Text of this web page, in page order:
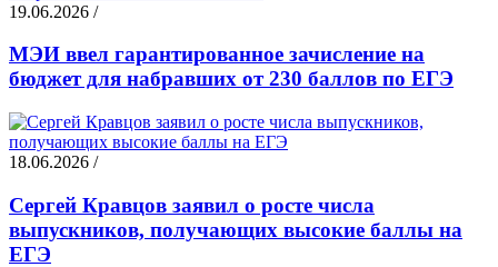
19.06.2026 /
МЭИ ввел гарантированное зачисление на
бюджет для набравших от 230 баллов по ЕГЭ
18.06.2026 /
Сергей Кравцов заявил о росте числа
выпускников, получающих высокие баллы на
ЕГЭ